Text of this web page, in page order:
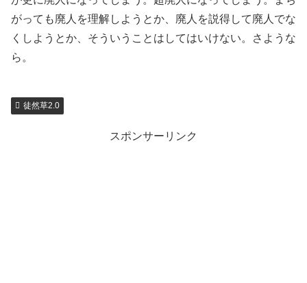
がっても廃人を理解しようとか、廃人を説得して廃人でな
くしようとか、そういうことはしてはいけない。さような
ら。
徒然草2.0
スポンサーリンク